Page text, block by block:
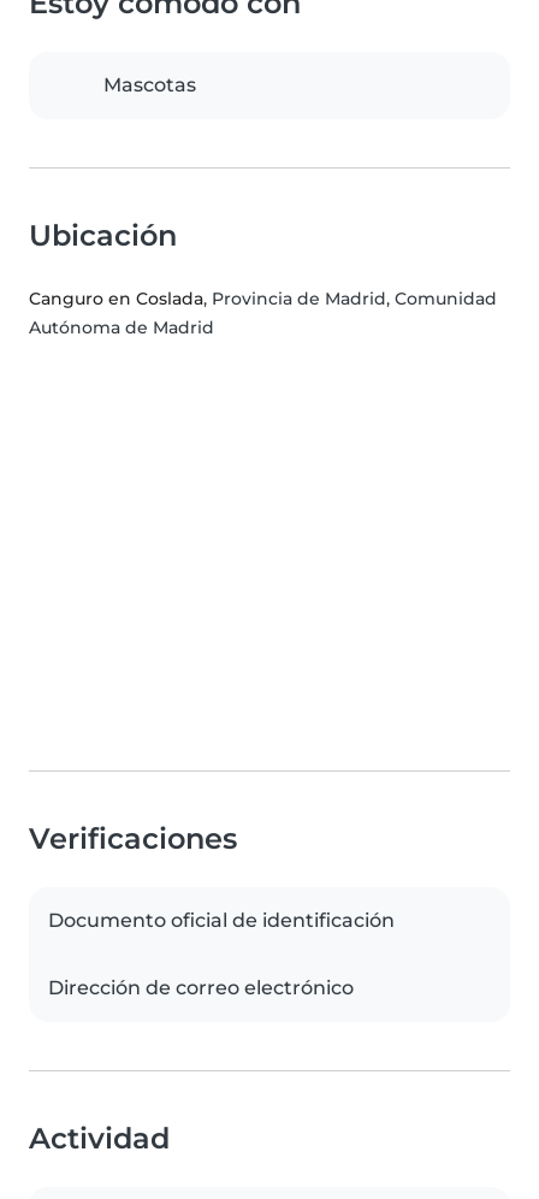
Mascotas
Ubicación
Canguro en Coslada, Provincia de Madrid, Comunidad
Autónoma de Madrid
Verificaciones
Documento oficial de identificación
Dirección de correo electrónico
Actividad